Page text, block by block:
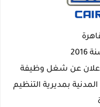
عن شغل وظيفة
بمديرية التنظيم